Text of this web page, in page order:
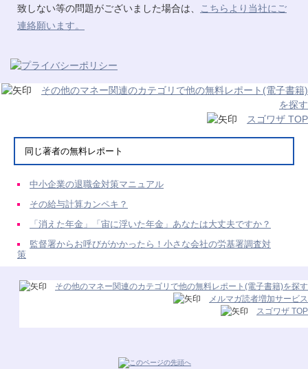
致しない等の問題がございました場合は、
こちらより当社にご
連絡願います。
その他のマネー関連のカテゴリで他の無料レポート(電子書籍)
を探す
スゴワザ TOP
同じ著者の無料レポート
中小企業の退職金対策マニュアル
その給与計算カンペキ？
「消えた年金」「宙に浮いた年金」あなたは大丈夫ですか？
監督署からお呼びがかかったら！小さな会社の労基署調査対
策
その他のマネー関連のカテゴリで他の無料レポート(電子書籍)を探す
メルマガ読者増加サービス
スゴワザ TOP